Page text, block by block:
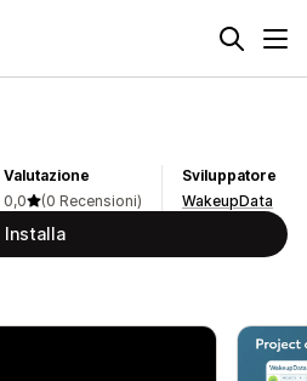
Valutazione
0,0
(0 Recensioni)
Sviluppatore
WakeupData
Installa